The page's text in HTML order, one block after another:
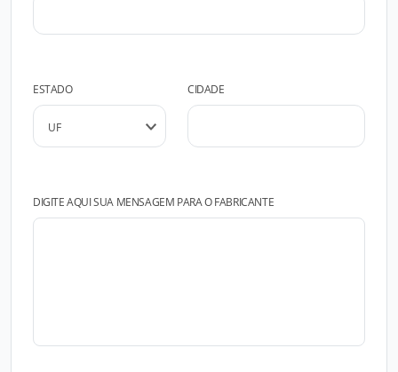
ESTADO CIDADE
DIGITE AQUI SUA MENSAGEM PARA O FABRICANTE